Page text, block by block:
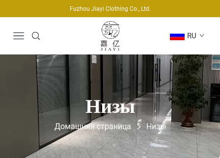
Fuzhou Jiayi Clothing Co., Ltd.
RU
Низы
Домашняя страница Низы